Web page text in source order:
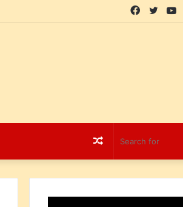
Facebook
Random
Article